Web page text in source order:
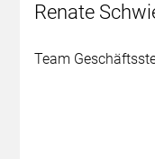
Renate
Team